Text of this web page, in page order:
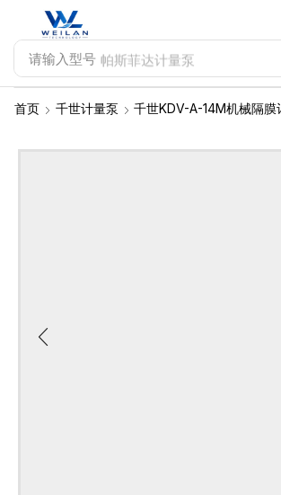
请输入型号 帕斯菲达计量泵
首页 千世计量泵 千世KDV-A-14M机械隔膜